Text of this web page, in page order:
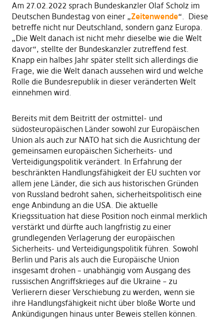
Am 27.02.2022 sprach Bundeskanzler Olaf Scholz im
Deutschen Bundestag von einer „Zeitenwende“. Diese
betreffe nicht nur Deutschland, sondern ganz Europa.
„Die Welt danach ist nicht mehr dieselbe wie die Welt
davor“, stellte der Bundeskanzler zutreffend fest.
Knapp ein halbes Jahr später stellt sich allerdings die
Frage, wie die Welt danach aussehen wird und welche
Rolle die Bundesrepublik in dieser veränderten Welt
einnehmen wird.
Bereits mit dem Beitritt der ostmittel- und
südosteuropäischen Länder sowohl zur Europäischen
Union als auch zur NATO hat sich die Ausrichtung der
gemeinsamen europäischen Sicherheits- und
Verteidigungspolitik verändert. In Erfahrung der
beschränkten Handlungsfähigkeit der EU suchten vor
allem jene Länder, die sich aus historischen Gründen
von Russland bedroht sahen, sicherheitspolitisch eine
enge Anbindung an die USA. Die aktuelle
Kriegssituation hat diese Position noch einmal merklich
verstärkt und dürfte auch langfristig zu einer
grundlegenden Verlagerung der europäischen
Sicherheits- und Verteidigungspolitik führen. Sowohl
Berlin und Paris als auch die Europäische Union
insgesamt drohen – unabhängig vom Ausgang des
russischen Angriffskrieges auf die Ukraine – zu
Verlierern dieser Verschiebung zu werden, wenn sie
ihre Handlungsfähigkeit nicht über bloße Worte und
Ankündigungen hinaus unter Beweis stellen können.